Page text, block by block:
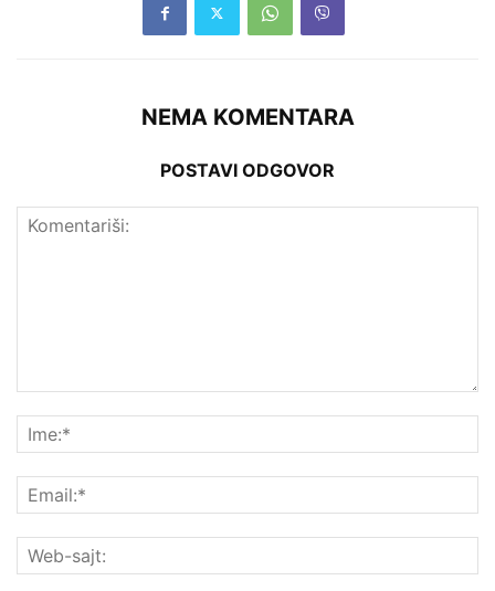
NEMA KOMENTARA
POSTAVI ODGOVOR